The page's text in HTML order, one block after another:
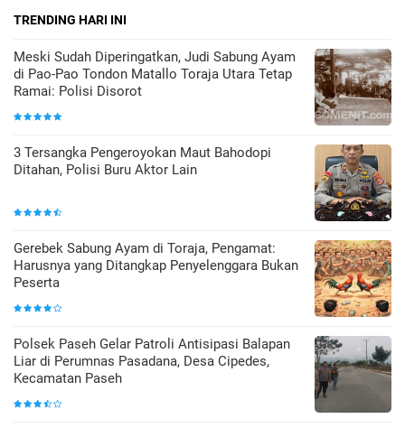
TRENDING HARI INI
Meski Sudah Diperingatkan, Judi Sabung Ayam
di Pao-Pao Tondon Matallo Toraja Utara Tetap
Ramai: Polisi Disorot
3 Tersangka Pengeroyokan Maut Bahodopi
Ditahan, Polisi Buru Aktor Lain
Gerebek Sabung Ayam di Toraja, Pengamat:
Harusnya yang Ditangkap Penyelenggara Bukan
Peserta
Polsek Paseh Gelar Patroli Antisipasi Balapan
Liar di Perumnas Pasadana, Desa Cipedes,
Kecamatan Paseh